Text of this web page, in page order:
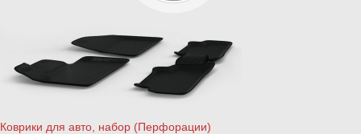
Коврики для авто, набор (Перфорации)